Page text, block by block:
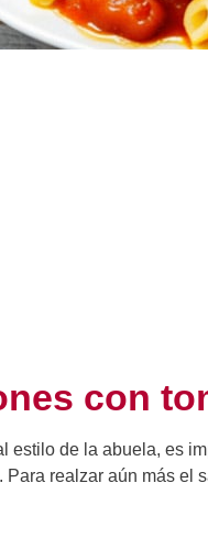
con
estilo de la abuela, es
realzar aún más